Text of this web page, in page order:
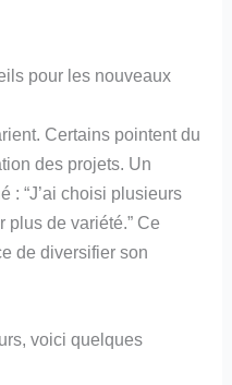
pour les nouveaux
Certains pointent du
des projets. Un
: “J’ai choisi plusieurs
plus de variété.” Ce
de diversifier son
voici quelques